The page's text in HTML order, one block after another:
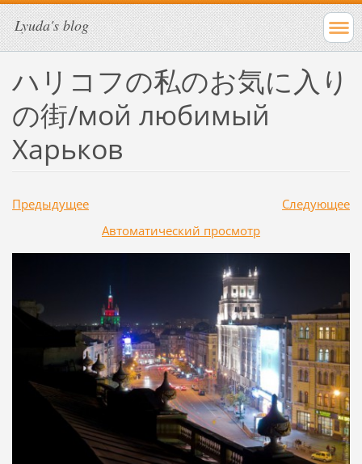
Lyuda's blog
ハリコフの私のお気に入り
の街/мой любимый
Харьков
Предыдущее
Следующее
Aвтоматический просмотр